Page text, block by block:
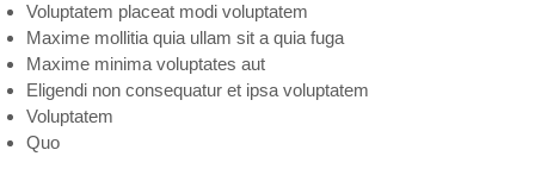
Voluptatem placeat modi voluptatem
Maxime mollitia quia ullam sit a quia fuga
Maxime minima voluptates aut
Eligendi non consequatur et ipsa voluptatem
Voluptatem
Quo